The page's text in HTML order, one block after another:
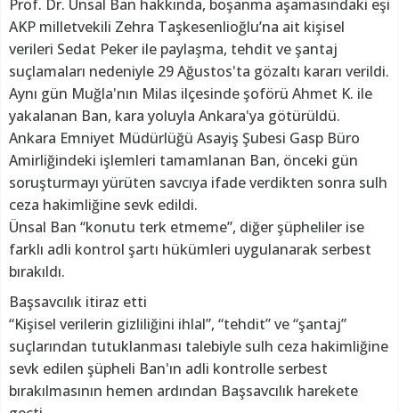
Prof. Dr. Ünsal Ban hakkında, boşanma aşamasındaki eşi
AKP milletvekili Zehra Taşkesenlioğlu’na ait kişisel
verileri Sedat Peker ile paylaşma, tehdit ve şantaj
suçlamaları nedeniyle 29 Ağustos'ta gözaltı kararı verildi.
Aynı gün Muğla'nın Milas ilçesinde şoförü Ahmet K. ile
yakalanan Ban, kara yoluyla Ankara'ya götürüldü.
Ankara Emniyet Müdürlüğü Asayiş Şubesi Gasp Büro
Amirliğindeki işlemleri tamamlanan Ban, önceki gün
soruşturmayı yürüten savcıya ifade verdikten sonra sulh
ceza hakimliğine sevk edildi.
Ünsal Ban “konutu terk etmeme”, diğer şüpheliler ise
farklı adli kontrol şartı hükümleri uygulanarak serbest
bırakıldı.
Başsavcılık itiraz etti
“Kişisel verilerin gizliliğini ihlal”, “tehdit” ve “şantaj”
suçlarından tutuklanması talebiyle sulh ceza hakimliğine
sevk edilen şüpheli Ban'ın adli kontrolle serbest
bırakılmasının hemen ardından Başsavcılık harekete